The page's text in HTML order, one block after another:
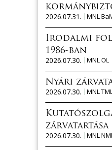
2026.07.31.
MNL
Irodalmi
1986-ban
2026.07.30.
MNL OL
Nyári
2026.07.30.
MNL TML
zárvatartása
2026.07.30.
MNL NML